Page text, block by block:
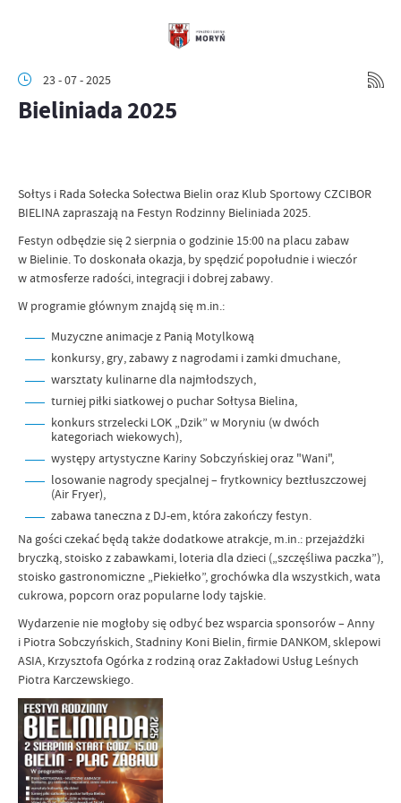
23 - 07 - 2025
Bieliniada 2025
Sołtys i Rada Sołecka Sołectwa Bielin oraz Klub Sportowy CZCIBOR
BIELINA zapraszają na Festyn Rodzinny Bieliniada 2025.
Festyn odbędzie się 2 sierpnia o godzinie 15:00 na placu zabaw
w Bielinie. To doskonała okazja, by spędzić popołudnie i wieczór
w atmosferze radości, integracji i dobrej zabawy.
W programie głównym znajdą się m.in.:
Muzyczne animacje z Panią Motylkową
konkursy, gry, zabawy z nagrodami i zamki dmuchane,
warsztaty kulinarne dla najmłodszych,
turniej piłki siatkowej o puchar Sołtysa Bielina,
konkurs strzelecki LOK „Dzik” w Moryniu (w dwóch
kategoriach wiekowych),
występy artystyczne Kariny Sobczyńskiej oraz "Wani",
losowanie nagrody specjalnej – frytkownicy beztłuszczowej
(Air Fryer),
zabawa taneczna z DJ-em, która zakończy festyn.
Na gości czekać będą także dodatkowe atrakcje, m.in.: przejażdżki
bryczką, stoisko z zabawkami, loteria dla dzieci („szczęśliwa paczka”),
stoisko gastronomiczne „Piekiełko”, grochówka dla wszystkich, wata
cukrowa, popcorn oraz popularne lody tajskie.
Wydarzenie nie mogłoby się odbyć bez wsparcia sponsorów – Anny
i Piotra Sobczyńskich, Stadniny Koni Bielin, firmie DANKOM, sklepowi
ASIA, Krzysztofa Ogórka z rodziną oraz Zakładowi Usług Leśnych
Piotra Karczewskiego.